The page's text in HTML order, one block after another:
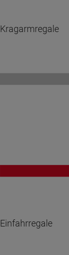
Kragarmregale
Einfahrregale